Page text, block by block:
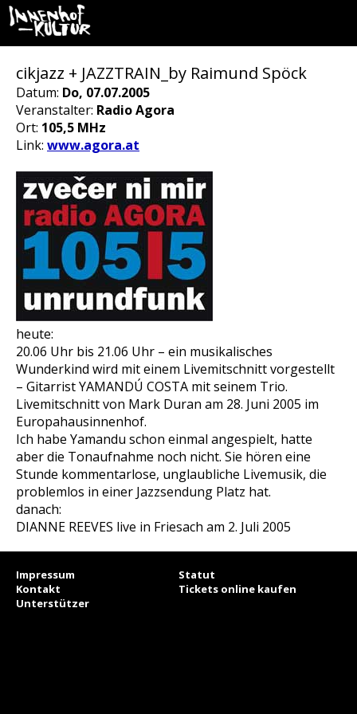
cikjazz + JAZZTRAIN_by Raimund Spöck
Datum: Do, 07.07.2005
Veranstalter: Radio Agora
Ort: 105,5 MHz
Link: www.agora.at
heute:
20.06 Uhr bis 21.06 Uhr – ein musikalisches
Wunderkind wird mit einem Livemitschnitt vorgestellt
– Gitarrist YAMANDÚ COSTA mit seinem Trio.
Livemitschnitt von Mark Duran am 28. Juni 2005 im
Europahausinnenhof.
Ich habe Yamandu schon einmal angespielt, hatte
aber die Tonaufnahme noch nicht. Sie hören eine
Stunde kommentarlose, unglaubliche Livemusik, die
problemlos in einer Jazzsendung Platz hat.
danach:
DIANNE REEVES live in Friesach am 2. Juli 2005
Impressum
Statut
Kontakt
Tickets online kaufen
Unterstützer